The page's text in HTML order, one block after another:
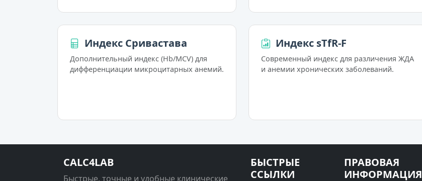
Индекс Сривастава
Дополнительный индекс (Hb/MCV) для
дифференциации микроцитарных анемий.
Индекс sTfR-F
Современный индекс для различения ЖДА
и анемии хронических заболеваний.
CALC4LAB
Быстрые, точные и удобные клинические
БЫСТРЫЕ
ССЫЛКИ
ПРАВОВАЯ
ИНФОРМАЦИЯ